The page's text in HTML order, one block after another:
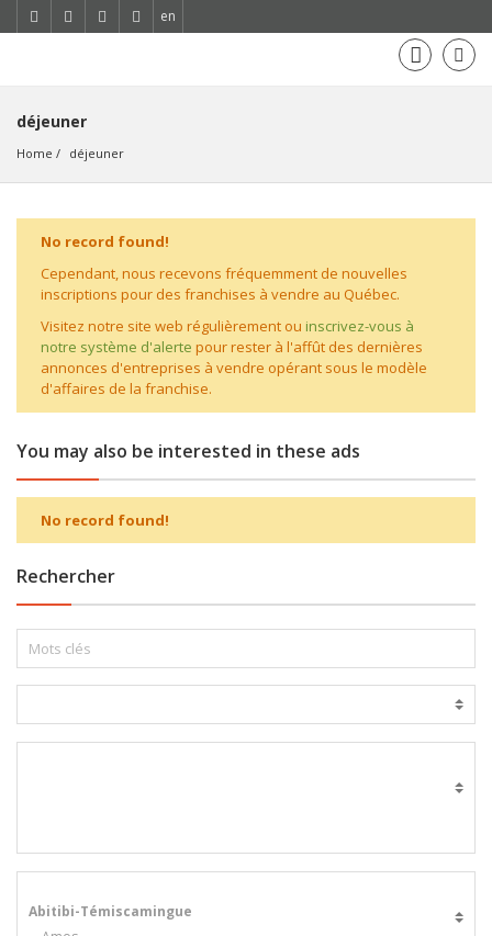
en
déjeuner
Home déjeuner
No record found!
Cependant, nous recevons fréquemment de nouvelles
inscriptions pour des franchises à vendre au Québec.
Visitez notre site web régulièrement ou inscrivez-vous à
notre système d'alerte pour rester à l'affût des dernières
annonces d'entreprises à vendre opérant sous le modèle
d'affaires de la franchise.
You may also be interested in these ads
No record found!
Rechercher